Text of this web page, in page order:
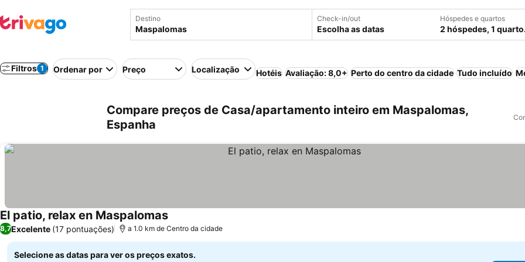
Destino Check-in/out
Escolha as datas
Hóspedes e quartos
2 hóspedes, 1 quarto.
Filtros 1 Ordenar por Preço Localização Hotéis Avaliação: 8,0+ Perto do centro da cidade Tudo incluído
Compare preços de Casa/apartamento inteiro em Maspalomas,
Espanha
El patio, relax en Maspalomas
8,7Excelente (17 pontuações) a 1.0 km de Centro da cidade
Selecione as datas para ver os preços exatos.